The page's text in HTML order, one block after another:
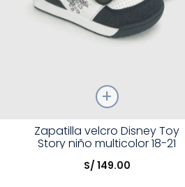
Talla
Elige una opción
Zapatilla velcro Disney Toy
Story niño multicolor 18-21
S/ 149.00